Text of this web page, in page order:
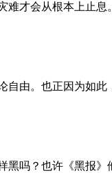
才会从根本上止息。
由。也正因为如
黑吗？也许《黑报》